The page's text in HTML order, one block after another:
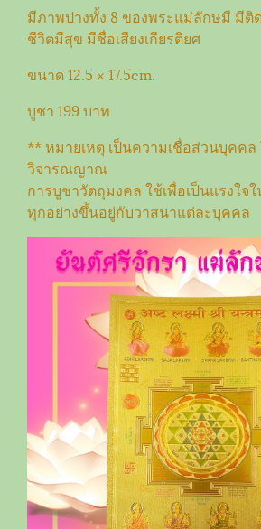
มีภาพปางทั้ง 8 ของพระแม่ลักษมี มีติ
ชีวิตมีสุข มีชื่อเสียงเกียรติยศ
ขนาด 12.5 × 17.5cm.
บูชา 199 บาท
** หมายเหตุ เป็นความเชื่อส่วนบุคคล
วิจารณญาณ
การบูชาวัตถุมงคล ใช้เพื่อเป็นแรงใจ
ทุกอย่างขึ้นอยู่กับวาสนาแต่ละบุคคล